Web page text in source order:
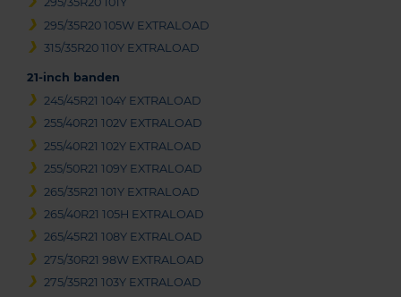
295/35R20 105W EXTRALOAD
315/35R20 110Y EXTRALOAD
21-inch banden
245/45R21 104Y EXTRALOAD
255/40R21 102V EXTRALOAD
255/40R21 102Y EXTRALOAD
255/50R21 109Y EXTRALOAD
265/35R21 101Y EXTRALOAD
265/40R21 105H EXTRALOAD
265/45R21 108Y EXTRALOAD
275/30R21 98W EXTRALOAD
275/35R21 103Y EXTRALOAD